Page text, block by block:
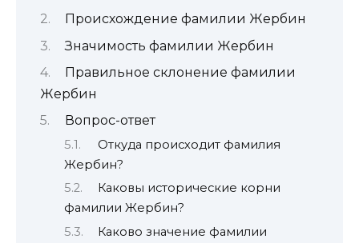
Происхождение фамилии Жербин
Значимость фамилии Жербин
Правильное склонение фамилии
Жербин
Вопрос-ответ
Откуда происходит фамилия
Жербин?
Каковы исторические корни
фамилии Жербин?
Каково значение фамилии